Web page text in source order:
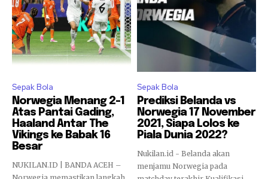
Sepak Bola
Norwegia Menang 2-1
Atas Pantai Gading,
Haaland Antar The
Vikings ke Babak 16
Besar
NUKILAN.ID | BANDA ACEH –
Sepak Bola
Prediksi Belanda vs
Norwegia 17 November
2021, Siapa Lolos ke
Piala Dunia 2022?
Nukilan.id - Belanda akan
menjamu Norwegia pada